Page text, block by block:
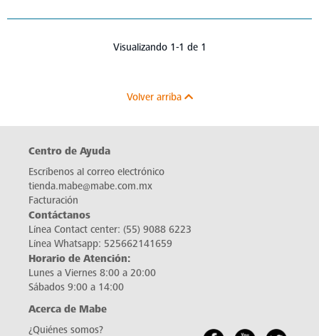
Visualizando 1-1 de 1
Volver arriba
Centro de Ayuda
Escríbenos al correo electrónico
tienda.mabe@mabe.com.mx
Facturación
Contáctanos
Línea Contact center: (55) 9088 6223
Línea Whatsapp: 525662141659
Horario de Atención:
Lunes a Viernes 8:00 a 20:00
Sábados 9:00 a 14:00
Acerca de Mabe
¿Quiénes somos?